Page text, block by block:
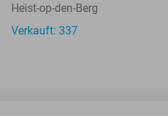
Heist-op-den-Berg
Verkauft: 337